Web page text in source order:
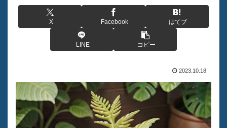
X Facebook はてブ
LINE コピー
2023.10.18